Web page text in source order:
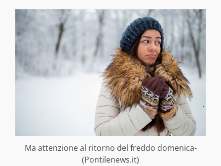
Ma attenzione al ritorno del freddo domenica-
(Pontilenews.it)